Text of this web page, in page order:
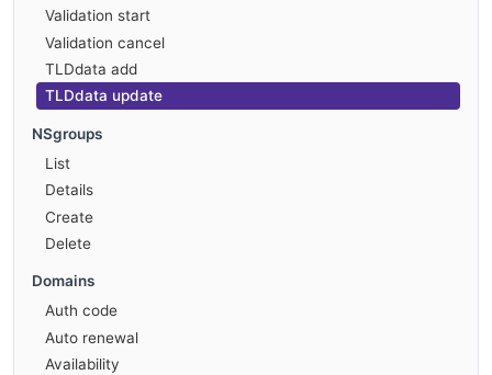
Validation start
Validation cancel
TLDdata add
TLDdata update
NSgroups
List
Details
Create
Delete
Domains
Auth code
Auto renewal
Availability